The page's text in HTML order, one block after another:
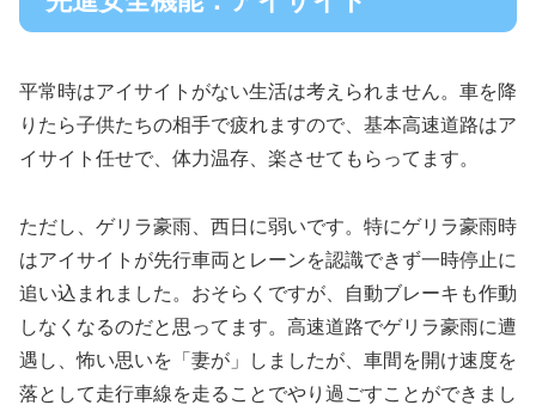
平常時はアイサイトがない生活は考えられません。車を降
りたら子供たちの相手で疲れますので、基本高速道路はア
イサイト任せで、体力温存、楽させてもらってます。
ただし、ゲリラ豪雨、西日に弱いです。特にゲリラ豪雨時
はアイサイトが先行車両とレーンを認識できず一時停止に
追い込まれました。おそらくですが、自動ブレーキも作動
しなくなるのだと思ってます。高速道路でゲリラ豪雨に遭
遇し、怖い思いを「妻が」しましたが、車間を開け速度を
落として走行車線を走ることでやり過ごすことができまし